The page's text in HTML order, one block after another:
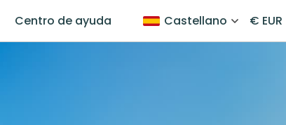
Centro de ayuda Castellano € EUR